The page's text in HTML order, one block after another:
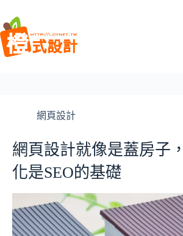
至
主
要
網頁設計
網頁設計就像是蓋房子
化是SEO的基礎